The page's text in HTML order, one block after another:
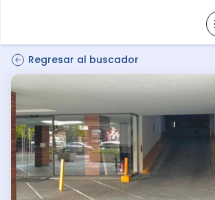
Regresar al buscador